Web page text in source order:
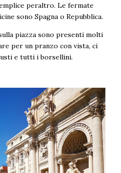
peraltro. Le fermate
sono Spagna o Repubblica.
piazza sono presenti molti
per un pranzo con vista, ci
e tutti i borsellini.